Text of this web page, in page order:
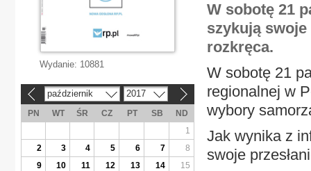
W sobotę 21
szykują
rozkręca.
W sobotę 21
regionalnej w
wybory
Jak wynika z
swoje
Wydanie: 10881
październik 2017
PN WT ŚR CZ PT SB
ND
1
2
3 4 5 6 7
8
9
10 11 12 13 14
15